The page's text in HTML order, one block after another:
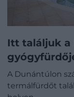
Itt találjuk a
A Dunántúlon
termálfürdőt